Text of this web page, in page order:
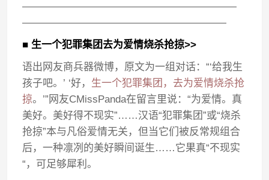
—————————————————————
————————————————————
■ 生一个犯罪集团去为爱情烧杀抢掠>>
语出网友商兵器微博，原文为一组对话：“‘给我生
孩子吧。’ ‘好， 生一个犯罪集团，去为爱情烧杀抢
掠。’”网友CMissPanda在留言里说：“为爱情。真
美好。美好得不现实”……汉语“犯罪集团”或“烧杀
抢掠”本与凡俗爱情无关，但当它们被反常规组合
后，一种凛冽的美好瞬间诞生……它果真“不现实
“，可足够犀利。